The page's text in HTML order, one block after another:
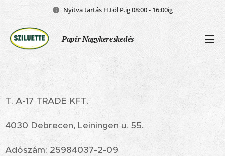
Nyitva tartás H.töl P.ig 08:00 - 16:00ig
Papír Nagykereskedés
T. A-17 TRADE KFT.
4030 Debrecen, Leiningen u. 55.
Adószám: 25984037-2-09